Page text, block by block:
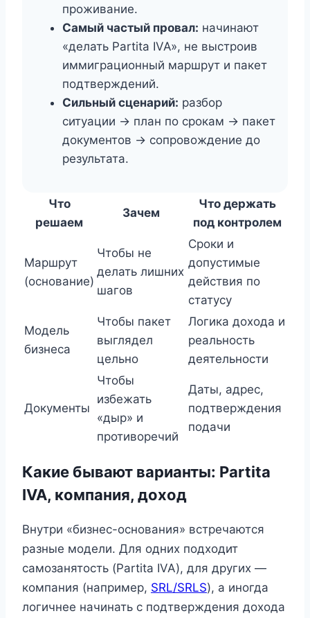
проживание.
Самый частый провал: начинают
«делать Partita IVA», не выстроив
иммиграционный маршрут и пакет
подтверждений.
Сильный сценарий: разбор
ситуации → план по срокам → пакет
документов → сопровождение до
результата.
Что
решаем
Зачем
Что держать
под контролем
Маршрут
(основание)
Чтобы не
делать лишних
шагов
Сроки и
допустимые
действия по
статусу
Модель
бизнеса
Чтобы пакет
выглядел
цельно
Логика дохода и
реальность
деятельности
Документы
Чтобы
избежать
«дыр» и
противоречий
Даты, адрес,
подтверждения
подачи
Какие бывают варианты: Partita
IVA, компания, доход
Внутри «бизнес-основания» встречаются
разные модели. Для одних подходит
самозанятость (Partita IVA), для других —
компания (например, SRL/SRLS), а иногда
логичнее начинать с подтверждения дохода